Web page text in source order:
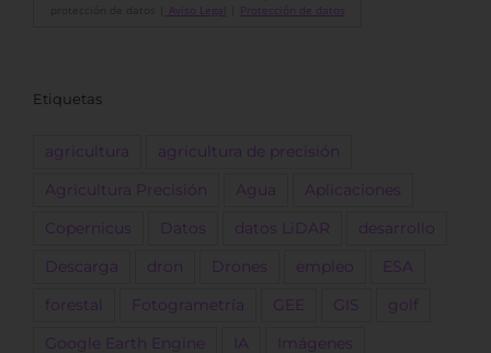
Aviso Legal Protección de datos
Etiquetas
agricultura agricultura de precisión
Agricultura Precisión Agua Aplicaciones
Copernicus Datos datos LiDAR desarrollo
Descarga dron Drones empleo ESA
forestal Fotogrametría GEE GIS golf
Google Earth Engine IA Imágenes